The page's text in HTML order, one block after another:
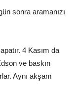
sonra aramanızı
4 Kasım da
ve baskın
Aynı akşam